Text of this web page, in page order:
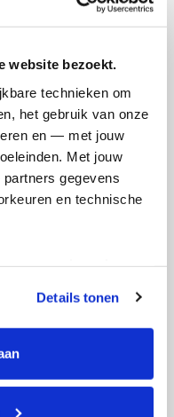
website bezoekt.
technieken om
het gebruik van onze
en — met jouw
Met jouw
gegevens
en technische
moment wijzigen of
de pagina. De
tabblad “details”.
Details tonen
Streefbedrag